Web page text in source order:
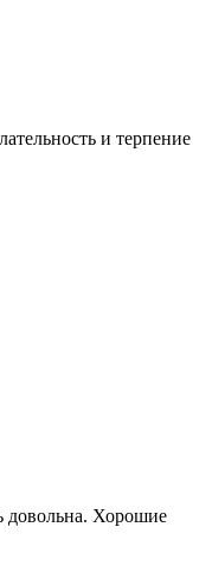
и терпение
довольна. Хорошие